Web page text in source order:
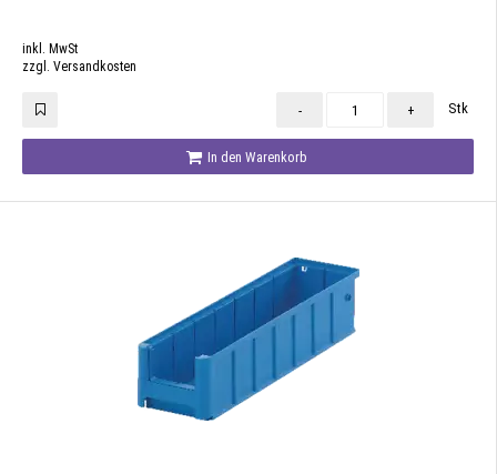
inkl. MwSt
zzgl. Versandkosten
- + Stk
In den Warenkorb